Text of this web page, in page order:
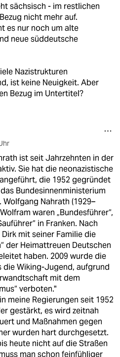
sächsisch - im restlichen
nicht mehr auf.
es nur noch um alte
neue süddeutsche
Nazistrukturen
ist keine Neuigkeit. Aber
Bezug im Untertitel?
ist seit Jahrzehnten in der
Sie hat die neonazistische
die 1952 gegründet
Bundesinnenministerium
Nahrath (1929–
waren „Bundesführer“,
in Franken. Nach
mit seiner Familie die
der Heimattreuen Deutschen
haben. 2009 wurde die
die Wiking-Jugend, aufgrund
mit dem
verboten."
meine Regierungen seit 1952
gestärkt, es wird zeitnah
und Maßnahmen gegen
wurden hart durchgesetzt.
heute nicht auf die Straßen
man schon feinfühliger